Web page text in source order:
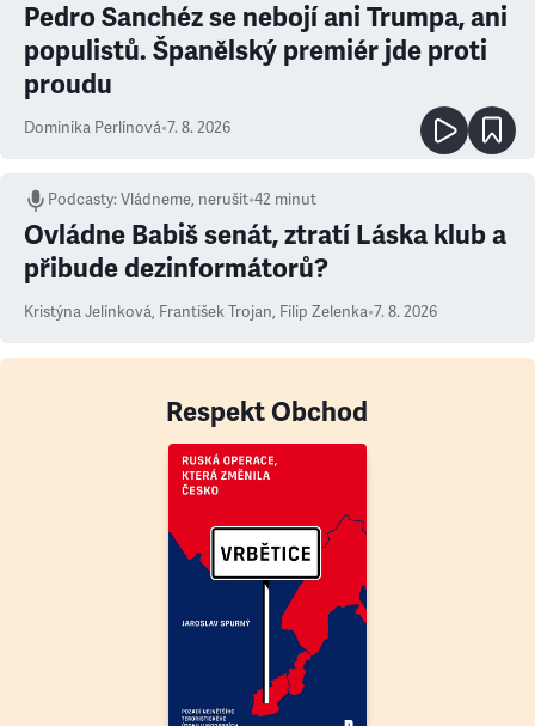
Pedro Sanchéz se nebojí ani Trumpa, ani
populistů. Španělský premiér jde proti
proudu
Dominika Perlínová•7. 8. 2026
Podcasty:Vládneme, nerušit•42 minut
Ovládne Babiš senát, ztratí Láska klub a
přibude dezinformátorů?
Kristýna Jelínková, František Trojan, Filip Zelenka•7. 8. 2026
Respekt Obchod